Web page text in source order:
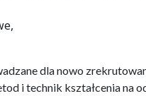
dla nowo
i technik kształcenia na